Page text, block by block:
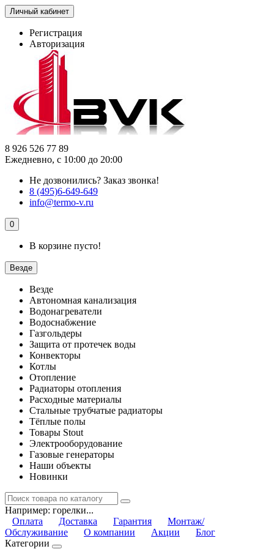
Личный кабинет
Регистрация
Авторизация
8 926 526 77 89
Ежедневно, с 10:00 до 20:00
Не дозвонились? Заказ звонка!
8 (495)6-649-649
info@termo-v.ru
0
В корзине пусто!
Везде
Везде
Автономная канализация
Водонагреватели
Водоснабжение
Газгольдеры
Защита от протечек воды
Конвекторы
Котлы
Отопление
Радиаторы отопления
Расходные материалы
Стальные трубчатые радиаторы
Тёплые полы
Товары Stout
Электрооборудование
Газовые генераторы
Наши объекты
Новинки
Например: горелки...
Оплата
Доставка Гарантия
Монтаж/
Обслуживание
О компании Акции
Блог
Категории